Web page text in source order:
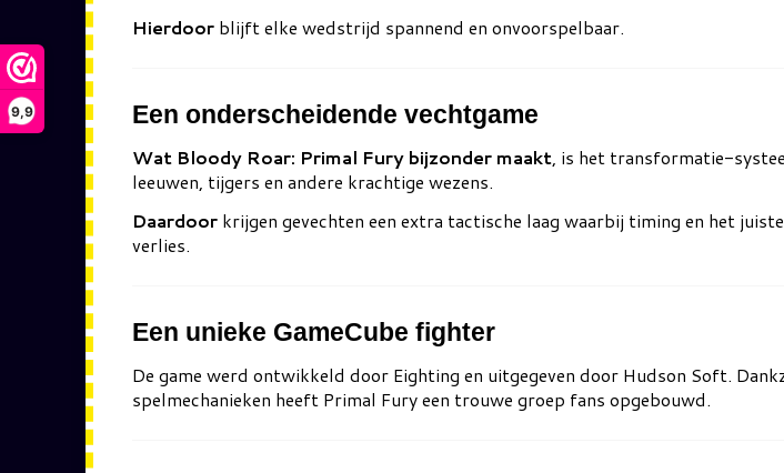
9,9
Hierdoor blijft elke wedstrijd spannend en onvoorspelbaar.
Een onderscheidende vechtgame
Wat Bloody Roar: Primal Fury bijzonder maakt, is het transformatie-
leeuwen, tijgers en andere krachtige wezens.
Daardoor krijgen gevechten een extra tactische laag waarbij timing en het
verlies.
Een unieke GameCube fighter
De game werd ontwikkeld door Eighting en uitgegeven door Hudson Soft.
spelmechanieken heeft Primal Fury een trouwe groep fans opgebouwd.